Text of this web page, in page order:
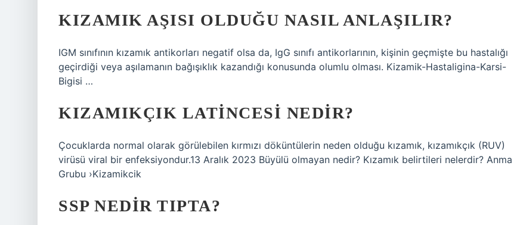
KIZAMIK AŞISI OLDUĞU NASIL ANLAŞILIR?
IGM sınıfının kızamık antikorları negatif olsa da, IgG sınıfı antikorlarının, kişinin geçmişte bu hastalığı
geçirdiği veya aşılamanın bağışıklık kazandığı konusunda olumlu olması. Kizamik-Hastaligina-Karsi-
Bigisi …
KIZAMIKÇIK LATINCESI NEDIR?
Çocuklarda normal olarak görülebilen kırmızı döküntülerin neden olduğu kızamık, kızamıkçık (RUV)
virüsü viral bir enfeksiyondur.13 Aralık 2023 Büyülü olmayan nedir? Kızamık belirtileri nelerdir? Anma
Grubu ›Kizamikcik
SSP NEDIR TIPTA?